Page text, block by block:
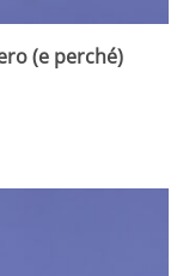
(e perché)